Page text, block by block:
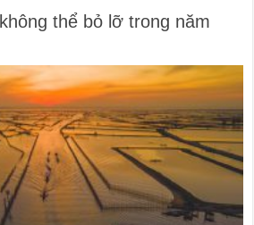
thể bỏ lỡ trong năm